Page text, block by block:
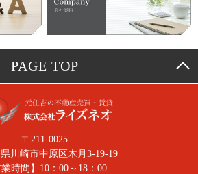
2024.01.11
PAGE TOP
〒211-0025
川崎市中原区木月3-19-19
業時間】10：00～18：00